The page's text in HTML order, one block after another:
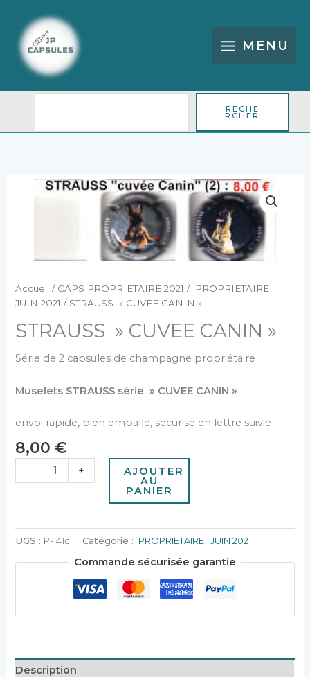
contenu
MENU
RECHE
RCHER
Accueil / CAPS PROPRIETAIRE 2021 / PROPRIETAIRE
JUIN 2021 / STRAUSS » CUVEE CANIN »
STRAUSS » CUVEE CANIN »
Série de 2 capsules de champagne propriétaire
Muselets STRAUSS série » CUVEE CANIN »
envoi rapide, bien emballé, sécurisé en lettre suivie
8,00 €
-
quantité
CANIN"
+ AJOUTER
AU
PANIER
UGS : P-141c Catégorie : PROPRIETAIRE JUIN 2021
Commande sécurisée garantie
Description